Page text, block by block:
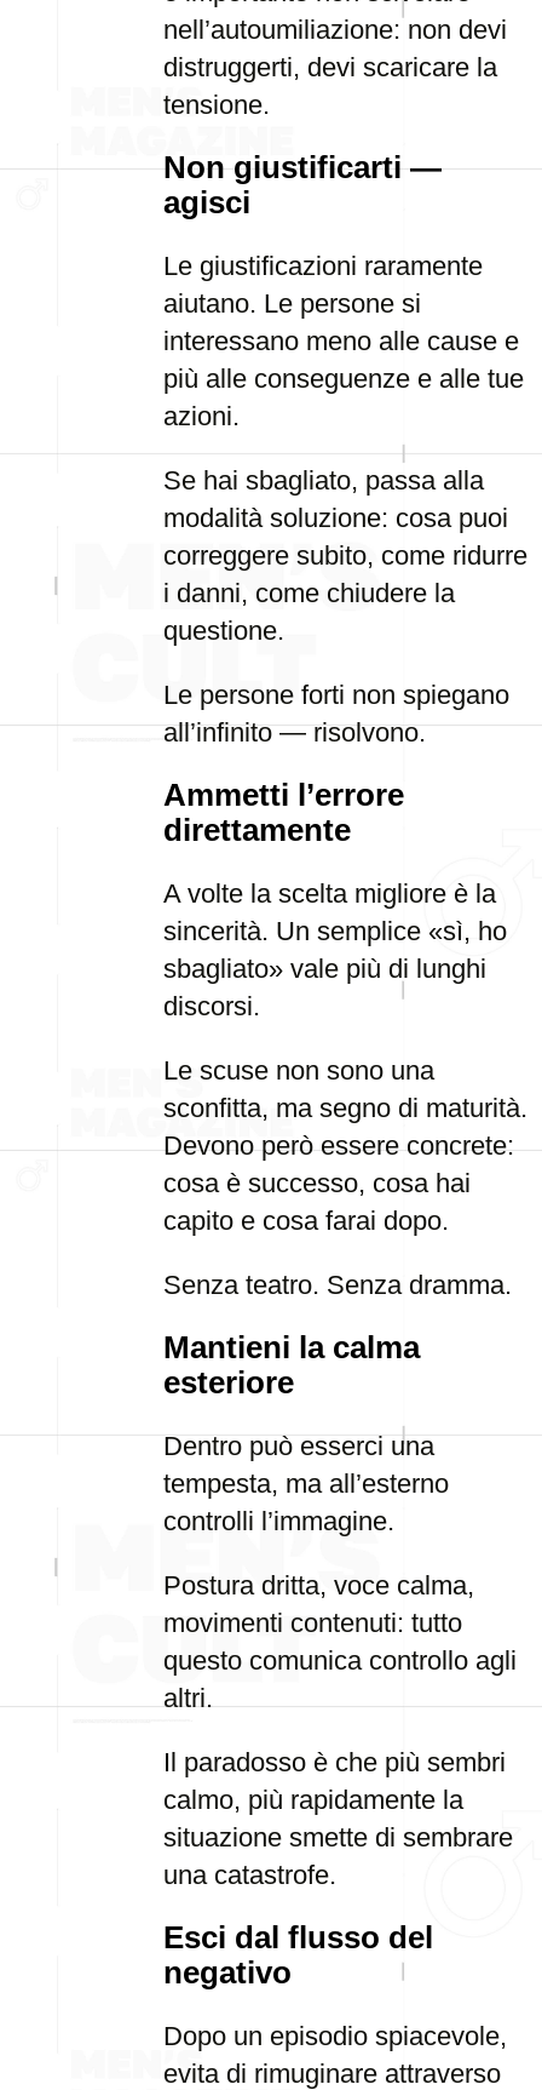
nell’autoumiliazione: non devi
distruggerti, devi scaricare la
tensione.
Non giustificarti —
agisci
Le giustificazioni raramente
aiutano. Le persone si
interessano meno alle cause e
più alle conseguenze e alle tue
azioni.
Se hai sbagliato, passa alla
modalità soluzione: cosa puoi
correggere subito, come ridurre
i danni, come chiudere la
questione.
Le persone forti non spiegano
all’infinito — risolvono.
Ammetti l’errore
direttamente
A volte la scelta migliore è la
sincerità. Un semplice «sì, ho
sbagliato» vale più di lunghi
discorsi.
Le scuse non sono una
sconfitta, ma segno di maturità.
Devono però essere concrete:
cosa è successo, cosa hai
capito e cosa farai dopo.
Senza teatro. Senza dramma.
Mantieni la calma
esteriore
Dentro può esserci una
tempesta, ma all’esterno
controlli l’immagine.
Postura dritta, voce calma,
movimenti contenuti: tutto
questo comunica controllo agli
altri.
Il paradosso è che più sembri
calmo, più rapidamente la
situazione smette di sembrare
una catastrofe.
Esci dal flusso del
negativo
Dopo un episodio spiacevole,
evita di rimuginare attraverso